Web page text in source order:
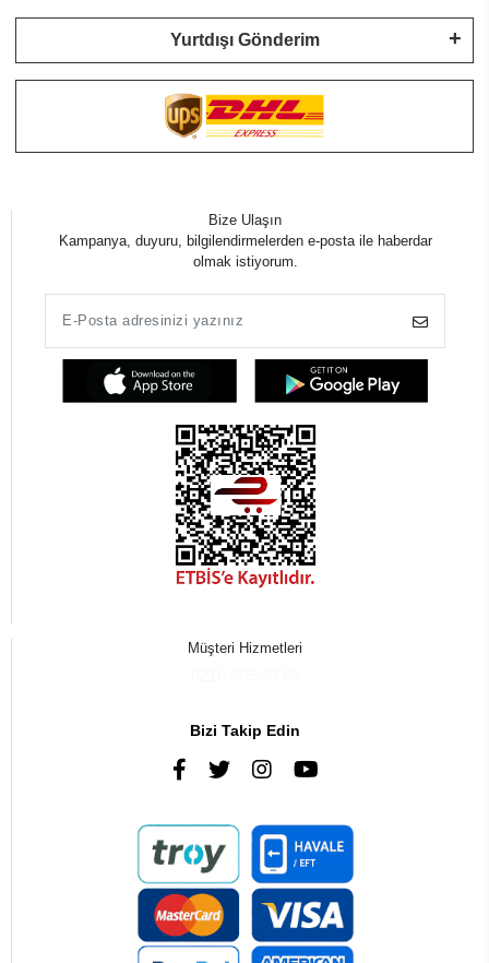
Yurtdışı Gönderim
Bize Ulaşın
Kampanya, duyuru, bilgilendirmelerden e-posta ile haberdar
olmak istiyorum.
Müşteri Hizmetleri
Bizi Takip Edin